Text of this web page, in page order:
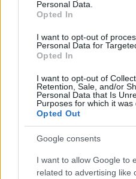
Personal Data.
Opted In
I want to opt-out of
Personal Data for
Opted In
I want to opt-out of
Retention, Sale, and/or
Personal Data that Is
Purposes for which it was
Opted Out
Google consents
I want to allow Google to
related to advertising like